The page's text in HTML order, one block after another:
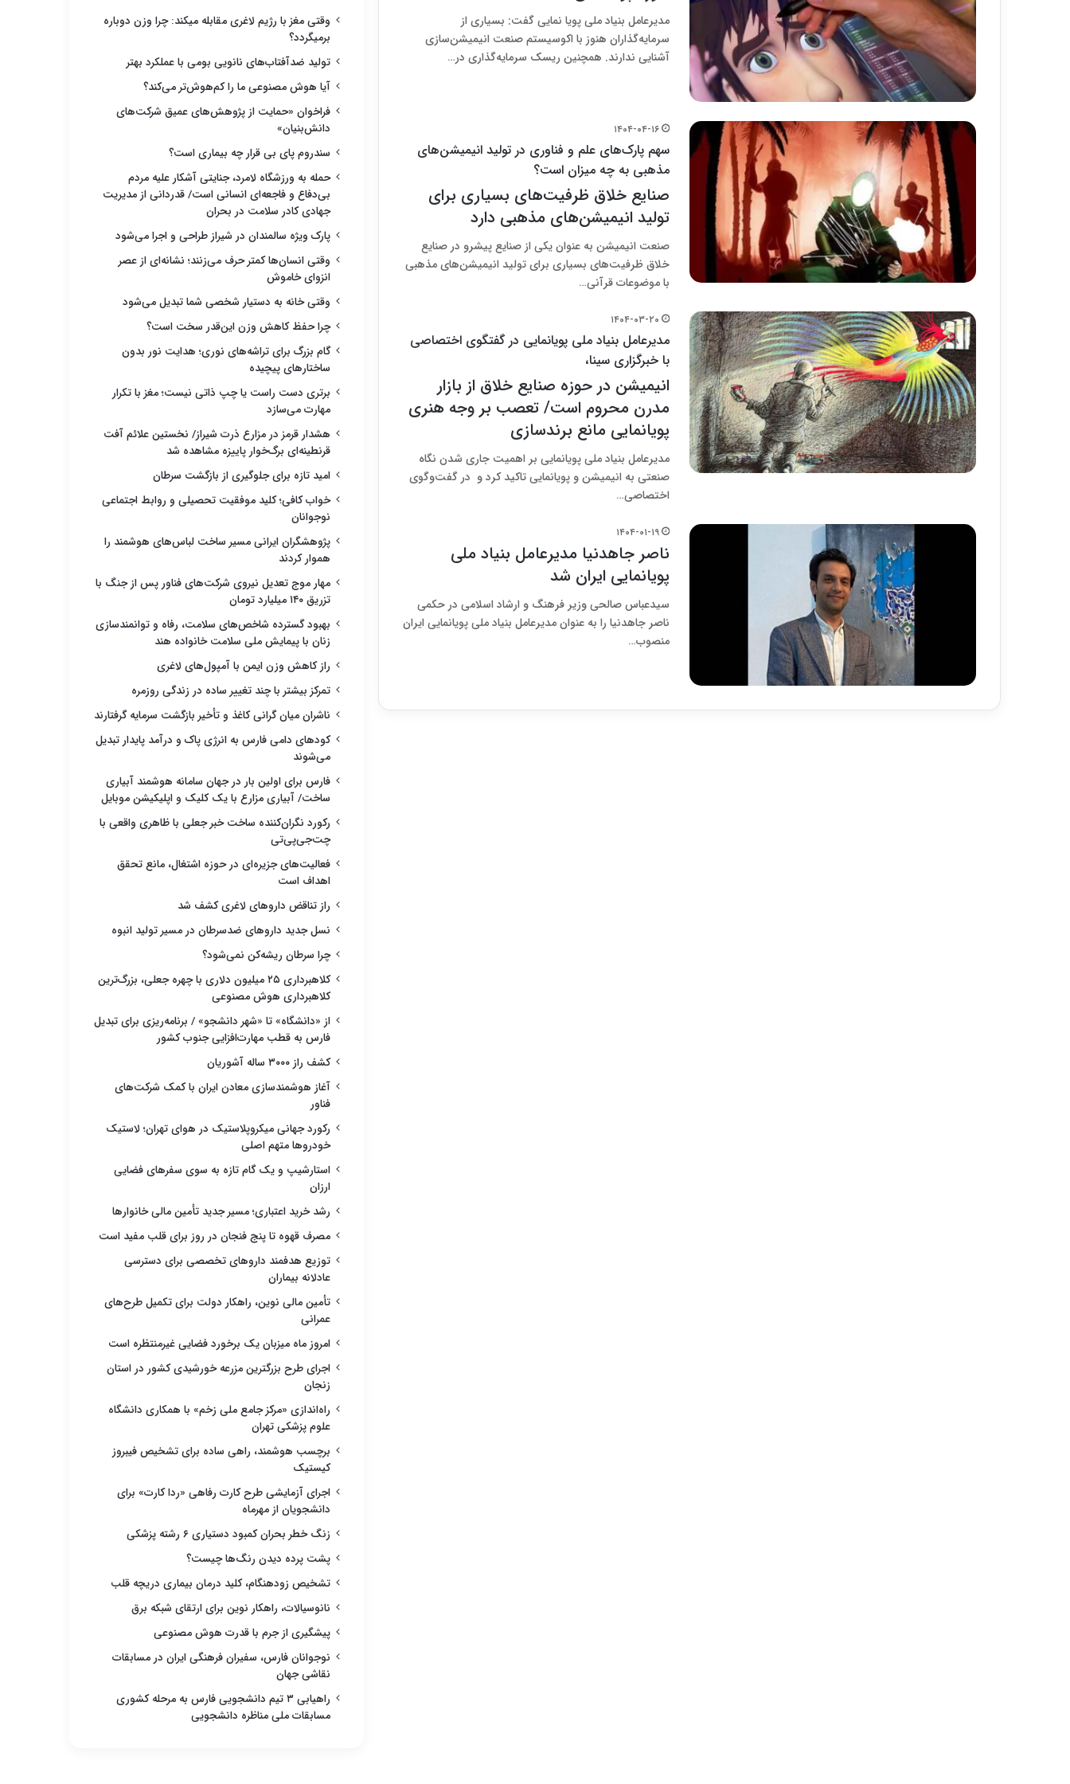
مدیرعامل بنیاد ملی پویا نمایی گفت: بسیاری از
سرمایه‌گذاران هنوز با اکوسیستم صنعت انیمیشن‌سازی
آشنایی ندارند. همچنین ریسک سرمایه‌گذاری در…
۱۴۰۴-۰۴-۱۶
سهم پارک‌های علم و فناوری در تولید انیمیشن‌های
مذهبی به چه میزان است؟
صنایع خلاق ظرفیت‌های بسیاری برای
تولید انیمیشن‌های مذهبی دارد
صنعت انیمیشن به عنوان یکی از صنایع پیشرو در صنایع
خلاق ظرفیت‌های بسیاری برای تولید انیمیشن‌های مذهبی
با موضوعات قرآنی…
۱۴۰۴-۰۳-۲۰
مدیرعامل بنیاد ملی پویانمایی در گفتگوی اختصاصی
با خبرگزاری سینا،
انیمیشن در حوزه صنایع خلاق از بازار
مدرن محروم است/ تعصب بر وجه هنری
پویانمایی مانع برندسازی
مدیرعامل بنیاد ملی پویانمایی بر اهمیت جاری شدن نگاه
صنعتی به انیمیشن و پویانمایی تاکید کرد و در گفت‌و‌گوی
اختصاصی…
۱۴۰۴-۰۱-۱۹
ناصر جاهدنیا مدیرعامل بنیاد ملی
پویانمایی ایران شد
سیدعباس صالحی وزیر فرهنگ و ارشاد اسلامی در حکمی
ناصر جاهدنیا را به عنوان مدیرعامل بنیاد ملی پویانمایی ایران
منصوب…
وقتی مغز با رژیم لاغری مقابله میکند: چرا وزن دوباره
برمیگردد؟
تولید ضدآفتاب‌های نانویی بومی با عملکرد بهتر
آیا هوش مصنوعی ما را کم‌هوش‌تر می‌کند؟
فراخوان «حمایت از پژوهش‌های عمیق شرکت‌های
دانش‌بنیان»
سندروم پای بی قرار چه بیماری است؟
حمله به ورزشگاه لامرد، جنایتی آشکار علیه مردم
بی‌دفاع و فاجعه‌ای انسانی است/ قدردانی از مدیریت
جهادی کادر سلامت در بحران
پارک ویژه سالمندان در شیراز طراحی و اجرا می‌شود
وقتی انسان‌ها کمتر حرف می‌زنند؛ نشانه‌ای از عصر
انزوای خاموش
وقتی خانه به دستیار شخصی شما تبدیل می‌شود
چرا حفظ کاهش وزن این‌قدر سخت است؟
گام بزرگ برای تراشه‌های نوری؛ هدایت نور بدون
ساختارهای پیچیده
برتری دست راست یا چپ ذاتی نیست؛ مغز با تکرار
مهارت می‌سازد
هشدار قرمز در مزارع ذرت شیراز/ نخستین علائم آفت
قرنطینه‌ای برگ‌خوار پاییزه مشاهده شد
امید تازه برای جلوگیری از بازگشت سرطان
خواب کافی؛ کلید موفقیت تحصیلی و روابط اجتماعی
نوجوانان
پژوهشگران ایرانی مسیر ساخت لباس‌های هوشمند را
هموار کردند
مهار موج تعدیل نیروی شرکت‌های فناور پس از جنگ با
تزریق ۱۴۰ میلیارد تومان
بهبود گسترده شاخص‌های سلامت، رفاه و توانمندسازی
زنان با پیمایش ملی سلامت خانواده هند
راز کاهش وزن ایمن با آمپول‌های لاغری
تمرکز بیشتر با چند تغییر ساده در زندگی روزمره
ناشران میان گرانی کاغذ و تأخیر بازگشت سرمایه گرفتارند
کودهای دامی فارس به انرژی پاک و درآمد پایدار تبدیل
می‌شوند
فارس برای اولین بار در جهان سامانه هوشمند آبیاری
ساخت/ آبیاری مزارع با یک کلیک و اپلیکیشن موبایل
رکورد نگران‌کننده ساخت خبر جعلی با ظاهری واقعی با
چت‌جی‌پی‌تی
فعالیت‌های جزیره‌ای در حوزه اشتغال، مانع تحقق
اهداف است
راز تناقض داروهای لاغری کشف شد
نسل جدید داروهای ضدسرطان در مسیر تولید انبوه
چرا سرطان ریشه‌کن نمی‌شود؟
کلاهبرداری ۲۵ میلیون دلاری با چهره جعلی، بزرگ‌ترین
کلاهبرداری هوش مصنوعی
از «دانشگاه» تا «شهر دانشجو» / برنامه‌ریزی برای تبدیل
فارس به قطب مهارت‌افزایی جنوب کشور
کشف راز ۳۰۰۰ ساله آشوریان
آغاز هوشمندسازی معادن ایران با کمک شرکت‌های
فناور
رکورد جهانی میکروپلاستیک در هوای تهران؛ لاستیک
خودروها متهم اصلی
استارشیپ و یک گام تازه به سوی سفرهای فضایی
ارزان
رشد خرید اعتباری؛ مسیر جدید تأمین مالی خانوارها
مصرف قهوه تا پنج فنجان در روز برای قلب مفید است
توزیع هدفمند داروهای تخصصی برای دسترسی
عادلانه بیماران
تأمین مالی نوین، راهکار دولت برای تکمیل طرح‌های
عمرانی
امروز ماه میزبان یک برخورد فضایی غیرمنتظره است
اجرای طرح بزرگترین مزرعه خورشیدی کشور در استان
زنجان
راه‌اندازی «مرکز جامع ملی زخم» با همکاری دانشگاه
علوم پزشکی تهران
برچسب هوشمند، راهی ساده برای تشخیص فیبروز
کیستیک
اجرای آزمایشی طرح کارت رفاهی «ردا کارت» برای
دانشجویان از مهرماه
زنگ خطر بحران کمبود دستیاری ۶ رشته پزشکی
پشت پرده دیدن رنگ‌ها چیست؟
تشخیص زودهنگام، کلید درمان بیماری دریچه قلب
نانوسیالات، راهکار نوین برای ارتقای شبکه برق
پیشگیری از جرم با قدرت هوش مصنوعی
نوجوانان فارس، سفیران فرهنگی ایران در مسابقات
نقاشی جهان
راهیابی ۳ تیم دانشجویی فارس به مرحله کشوری
مسابقات ملی مناظره دانشجویی